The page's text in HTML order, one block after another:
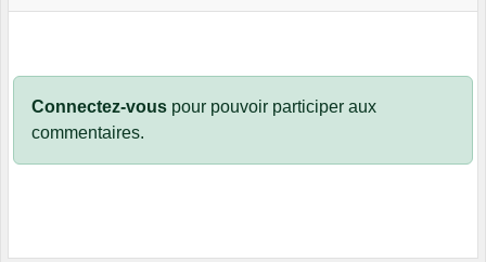
Connectez-vous pour pouvoir participer aux
commentaires.